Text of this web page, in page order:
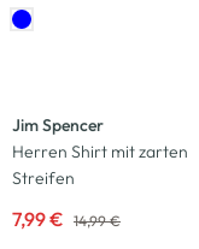
Jim Spencer
Herren Shirt mit zarten
Streifen
7,99 € 14,99 €